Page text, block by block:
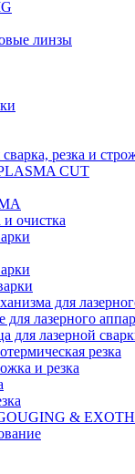
линзы
резка и
CUT
и очистка
для
лазерного
для лазерной
резка
и резка
&